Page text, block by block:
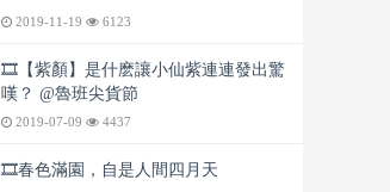
2019-11-19 6123
🎞️【紫顏】是什麽讓小仙紫連連發出驚
嘆？ @魯班尖貨節
2019-07-09 4437
🎞️春色滿園，自是人間四月天